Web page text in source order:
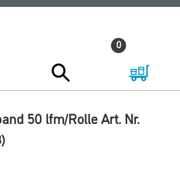
0
50 lfm/Rolle Art. Nr.